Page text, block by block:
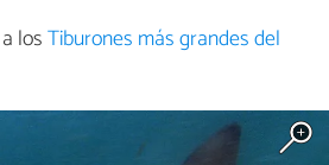
losTiburones más grandes del